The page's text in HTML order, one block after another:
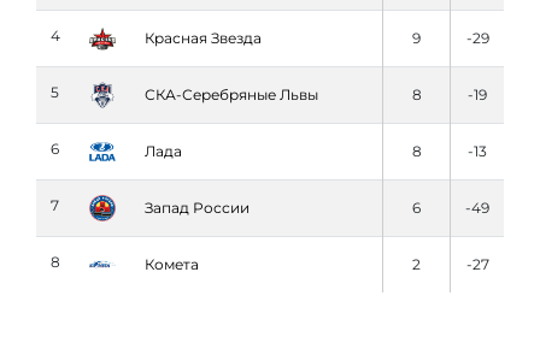
4 Красная Звезда 9 -29
5 СКА-Серебряные Львы 8 -19
6 Лада 8 -13
7 Запад России 6 -49
8 Комета 2 -27